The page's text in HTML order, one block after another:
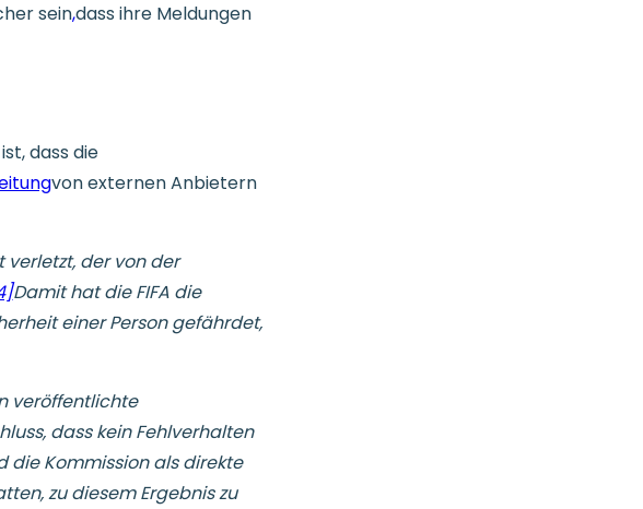
sein,dass ihre Meldungen
dass die
von externen Anbietern
der von der
Damit hat die FIFA die
einer Person gefährdet,
veröffentlichte
dass kein Fehlverhalten
die Kommission als direkte
zu diesem Ergebnis zu